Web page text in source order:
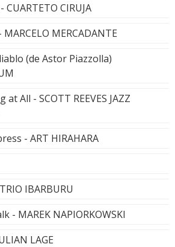
CUARTETO CIRUJA
MERCADANTE
(de Astor Piazzolla)
All - SCOTT REEVES JAZZ
- ART HIRAHARA
IBARBURU
- MAREK NAPIORKOWSKI
LAGE